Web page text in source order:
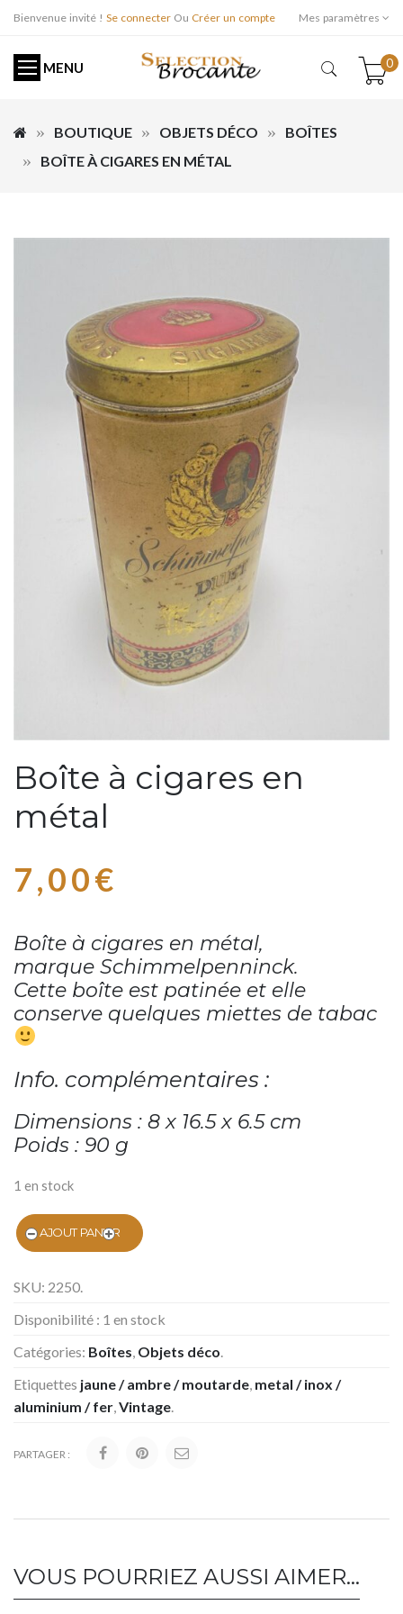
Bienvenue invité ! Se connecter Ou Créer un compte Mes paramètres
MENU 0
BOUTIQUE OBJETS DÉCO
BOÎTES
BOÎTE À CIGARES EN MÉTAL
Boîte à cigares en
métal
7,00€
Boîte à cigares en métal,
marque Schimmelpenninck.
Cette boîte est patinée et elle
conserve quelques miettes de tabac
Info. complémentaires :
Dimensions : 8 x 16.5 x 6.5 cm
Poids : 90 g
1 en stock
AJOUT PANIER
SKU: 2250
Disponibilité : 1 en stock
Catégories: Boîtes Objets déco
Etiquettes jaune / ambre / moutarde metal / inox /
aluminium / fer Vintage
PARTAGER :
VOUS POURRIEZ AUSSI AIMER…